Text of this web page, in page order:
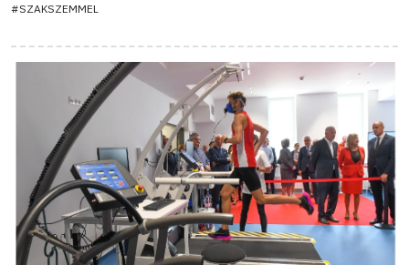
#SZAKSZEMMEL